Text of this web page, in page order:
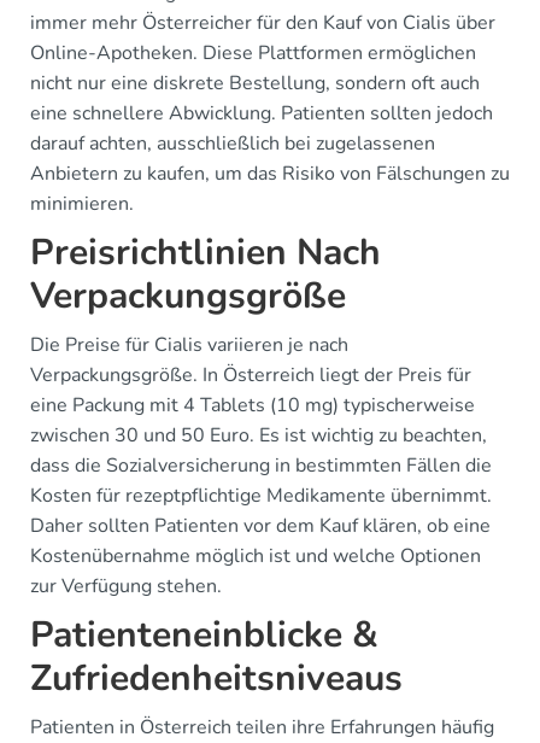
immer mehr Österreicher für den Kauf von Cialis über
Online-Apotheken. Diese Plattformen ermöglichen
nicht nur eine diskrete Bestellung, sondern oft auch
eine schnellere Abwicklung. Patienten sollten jedoch
darauf achten, ausschließlich bei zugelassenen
Anbietern zu kaufen, um das Risiko von Fälschungen zu
minimieren.
Preisrichtlinien Nach
Verpackungsgröße
Die Preise für Cialis variieren je nach
Verpackungsgröße. In Österreich liegt der Preis für
eine Packung mit 4 Tablets (10 mg) typischerweise
zwischen 30 und 50 Euro. Es ist wichtig zu beachten,
dass die Sozialversicherung in bestimmten Fällen die
Kosten für rezeptpflichtige Medikamente übernimmt.
Daher sollten Patienten vor dem Kauf klären, ob eine
Kostenübernahme möglich ist und welche Optionen
zur Verfügung stehen.
Patienteneinblicke &
Zufriedenheitsniveaus
Patienten in Österreich teilen ihre Erfahrungen häufig